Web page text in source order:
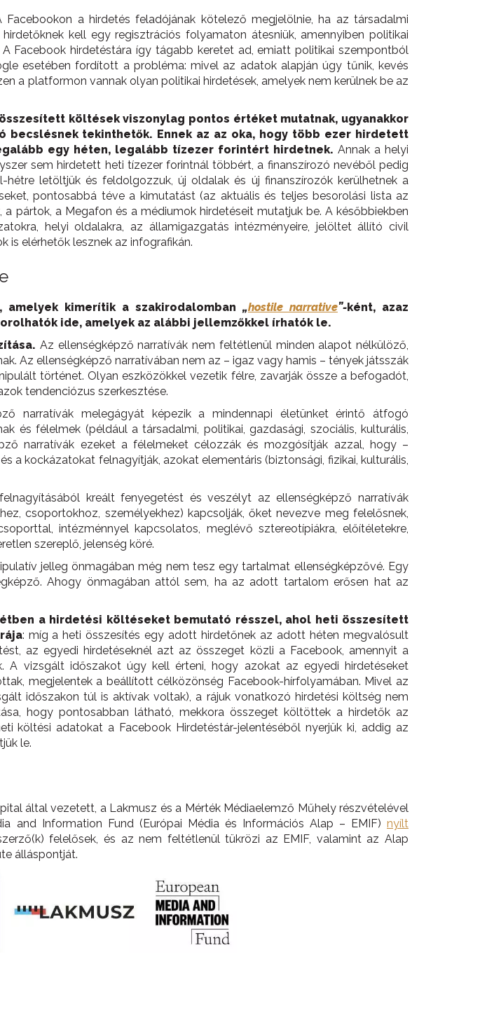
Facebookon a hirdetés feladójának kötelező megjelölnie, ha az társadalmi
kell egy regisztrációs folyamaton átesniük, amennyiben politikai
Facebook hirdetéstára így tágabb keretet ad, emiatt politikai szempontból
esetében fordított a probléma: mivel az adatok alapján úgy tűnik, kevés
a platformon vannak olyan politikai hirdetések, amelyek nem kerülnek be az
költések viszonylag pontos értéket mutatnak, ugyanakkor
becslésnek tekinthetők. Ennek az az oka, hogy több ezer hirdetett
egy héten, legalább tízezer forintért hirdetnek. Annak a helyi
sem hirdetett heti tízezer forintnál többért, a finanszírozó nevéből pedig
letöltjük és feldolgozzuk, új oldalak és új finanszírozók kerülhetnek a
pontosabbá téve a kimutatást (az aktuális és teljes besorolási lista az
pártok, a Megafon és a médiumok hirdetéseit mutatjuk be. A későbbiekben
helyi oldalakra, az államigazgatás intézményeire, jelöltet állító civil
is elérhetők lesznek az infografikán.
kimerítik a szakirodalomban „hostile narrative”-ként, azaz
ide, amelyek az alábbi jellemzőkkel írhatók le.
Az ellenségképző narratívák nem feltétlenül minden alapot nélkülöző,
Az ellenségképző narratívában nem az – igaz vagy hamis – tények játsszák
történet. Olyan eszközökkel vezetik félre, zavarják össze a befogadót,
tendenciózus szerkesztése.
narratívák melegágyát képezik a mindennapi életünket érintő átfogó
félelmek (például a társadalmi, politikai, gazdasági, szociális, kulturális,
narratívák ezeket a félelmeket célozzák és mozgósítják azzal, hogy –
a kockázatokat felnagyítják, azokat elementáris (biztonsági, fizikai, kulturális,
kreált fenyegetést és veszélyt az ellenségképző narratívák
csoportokhoz, személyekhez) kapcsolják, őket nevezve meg felelősnek,
intézménnyel kapcsolatos, meglévő sztereotípiákra, előítéletekre,
szereplő, jelenség köré.
jelleg önmagában még nem tesz egy tartalmat ellenségképzővé. Egy
Ahogy önmagában attól sem, ha az adott tartalom erősen hat az
a hirdetési költéseket bemutató résszel, ahol heti összesített
: míg a heti összesítés egy adott hirdetőnek az adott héten megvalósult
az egyedi hirdetéseknél azt az összeget közli a Facebook, amennyit a
A vizsgált időszakot úgy kell érteni, hogy azokat az egyedi hirdetéseket
megjelentek a beállított célközönség Facebook-hírfolyamában. Mivel az
időszakon túl is aktívak voltak), a rájuk vonatkozó hirdetési költség nem
hogy pontosabban látható, mekkora összeget költöttek a hirdetők az
költési adatokat a Facebook Hirdetéstár-jelentéséből nyerjük ki, addig az
le.
által vezetett, a Lakmusz és a Mérték Médiaelemző Műhely részvételével
and Information Fund (Európai Média és Információs Alap – EMIF)nyílt
felelősek, és az nem feltétlenül tükrözi az EMIF, valamint az Alap
álláspontját.